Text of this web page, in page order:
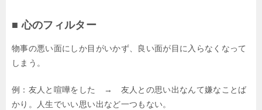
■ 心のフィルター
物事の悪い面にしか目がいかず、良い面が目に入らなくなって
しまう。
例：友人と喧嘩をした → 友人との思い出なんて嫌なことば
かり。人生でいい思い出など一つもない。